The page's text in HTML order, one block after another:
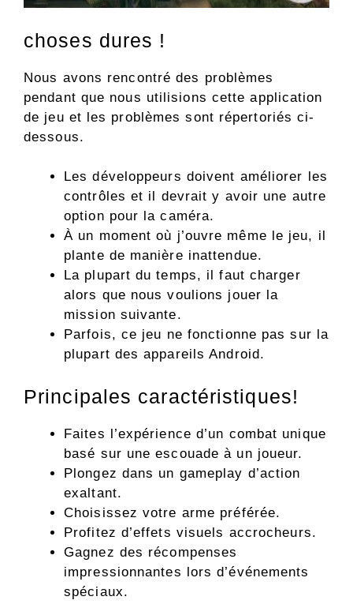
choses dures !
Nous avons rencontré des problèmes
pendant que nous utilisions cette application
de jeu et les problèmes sont répertoriés ci-
dessous.
Les développeurs doivent améliorer les
contrôles et il devrait y avoir une autre
option pour la caméra.
À un moment où j’ouvre même le jeu, il
plante de manière inattendue.
La plupart du temps, il faut charger
alors que nous voulions jouer la
mission suivante.
Parfois, ce jeu ne fonctionne pas sur la
plupart des appareils Android.
Principales caractéristiques!
Faites l’expérience d’un combat unique
basé sur une escouade à un joueur.
Plongez dans un gameplay d’action
exaltant.
Choisissez votre arme préférée.
Profitez d’effets visuels accrocheurs.
Gagnez des récompenses
impressionnantes lors d’événements
spéciaux.